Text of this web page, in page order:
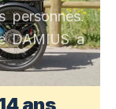
personnes.
DAMIUS a